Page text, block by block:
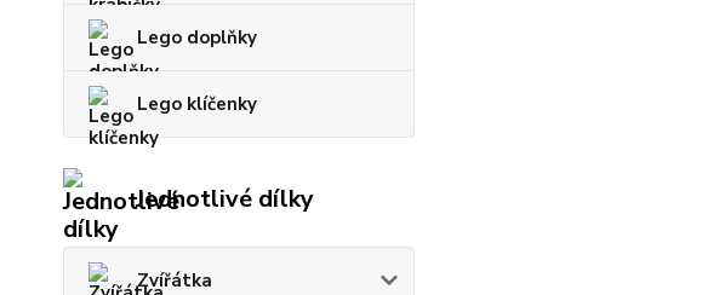
Lego doplňky
Lego klíčenky
Jednotlivé dílky
Zvířátka